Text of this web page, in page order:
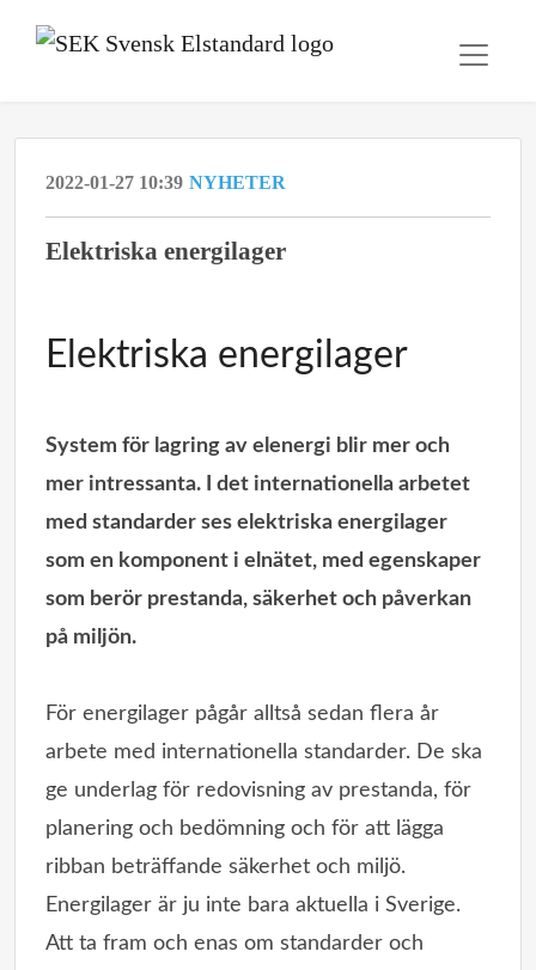
2022-01-27 10:39 NYHETER
Elektriska energilager
Elektriska energilager
System för lagring av elenergi blir mer och
mer intressanta. I det internationella arbetet
med standarder ses elektriska energilager
som en komponent i elnätet, med egenskaper
som berör prestanda, säkerhet och påverkan
på miljön.
För energilager pågår alltså sedan flera år
arbete med internationella standarder. De ska
ge underlag för redovisning av prestanda, för
planering och bedömning och för att lägga
ribban beträffande säkerhet och miljö.
Energilager är ju inte bara aktuella i Sverige.
Att ta fram och enas om standarder och